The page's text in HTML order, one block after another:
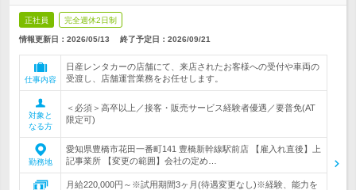
正社員 完全週休2日制
情報更新日：2026/05/13 終了予定日： 2026/09/21
仕事内容
日産レンタカーの店舗にて、来店されたお客様への受付や車両の
受渡し、店舗運営業務をお任せします。
対象と
なる方
＜必須＞高卒以上／接客・販売サービス経験者優遇／要普免(AT
限定可)
勤務地
愛知県豊橋市花田一番町141 豊橋新幹線駅前店 【雇入れ直後】上
記事業所 【変更の範囲】会社の定め…
月給220,000円～※試用期間3ヶ月(待遇変更なし)※経験、能力を